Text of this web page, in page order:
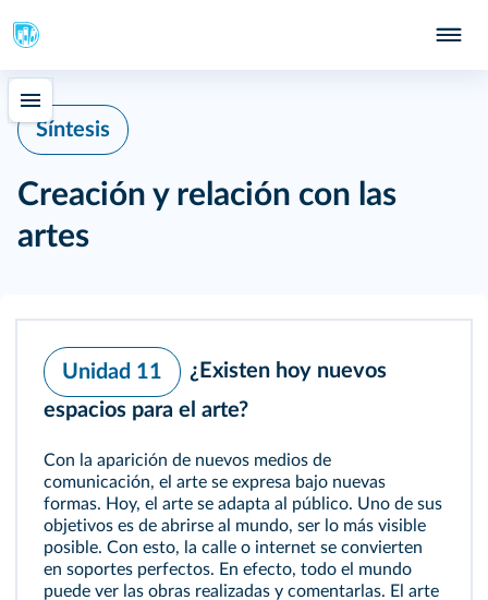
Síntesis
Creación y relación con las
artes
Unidad 11
¿Existen hoy nuevos
espacios para el arte?
Con la aparición de nuevos medios de
comunicación, el arte se expresa bajo nuevas
formas. Hoy, el arte se adapta al público. Uno de sus
objetivos es de abrirse al mundo, ser lo más visible
posible. Con esto, la calle o internet se convierten
en soportes perfectos. En efecto, todo el mundo
puede ver las obras realizadas y comentarlas. El arte